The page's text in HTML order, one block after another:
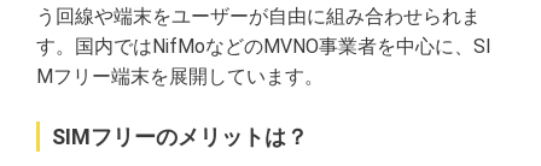
う回線や端末をユーザーが自由に組み合わせられま
す。国内ではNifMoなどのMVNO事業者を中心に、SI
Mフリー端末を展開しています。
SIMフリーのメリットは？